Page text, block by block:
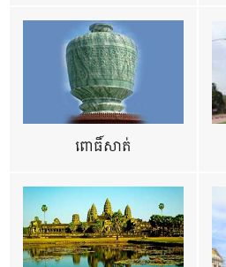
ពោធិ៍សាត់